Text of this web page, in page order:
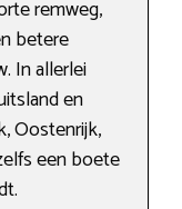
remweg,
betere
In allerlei
en
Oostenrijk,
een boete